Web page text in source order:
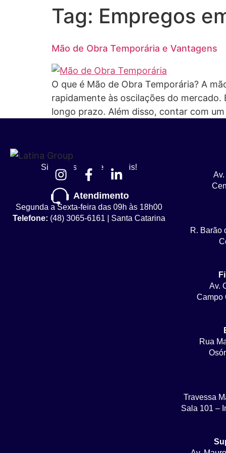
Tag: Empregos
Mão de Obra Temporária e Vantagens
O que é Mão de Obra Temporária? A
rapidamente às oscilações do
longo prazo. Além disso, contar com
Siga nossas redes sociais!
Atendimento
Segunda a Sexta-feira das 09h às 18h00
Telefone: (48) 3065-6161 | Santa Catarina
R. Barão
Av.
Campo
Rua
Travessa
Sala 101 –